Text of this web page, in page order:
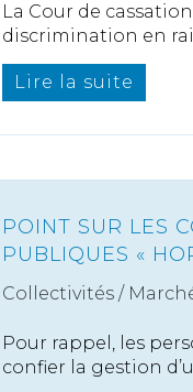
La Cour de
discrimination en
Lire la suite
POINT SUR LES
PUBLIQUES «
Collectivités /
Pour rappel, les
confier la gestion